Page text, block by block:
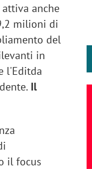
anche
milioni di
del
in
l'Editda
Il
il focus